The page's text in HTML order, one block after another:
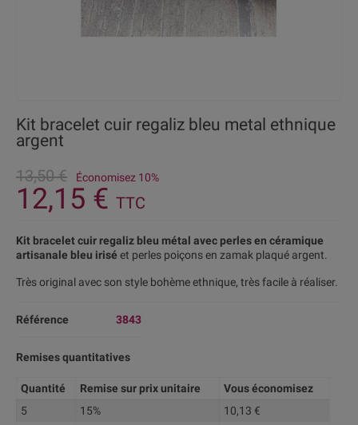
Kit bracelet cuir regaliz bleu metal ethnique
argent
13,50 €
Économisez 10%
12,15 € TTC
Kit bracelet cuir regaliz bleu métal avec perles en céramique
artisanale bleu irisé et perles poiçons en zamak plaqué argent.
Très original avec son style bohème ethnique, très facile à réaliser.
Référence 3843
Remises quantitatives
Quantité Remise sur prix unitaire
Vous économisez
5
15%
10,13 €